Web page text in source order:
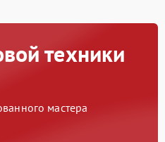
техники
мастера